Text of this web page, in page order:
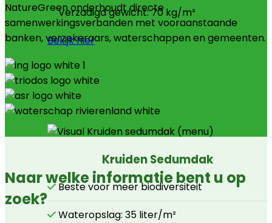
Verzadigd gewicht: 70 kg/m²
Bekijk hier
Kruiden Sedumdak
Beste voor meer biodiversiteit
Wateropslag: 35 liter/m²
NatureGreen onderhoudt directe
samenwerkingsverbanden met vooraanstaande
banken, verzekeraars, waterschappen en gemeenten.
Naar welke informatie bent u op
zoek?